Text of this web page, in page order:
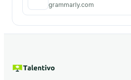
grammarly.com